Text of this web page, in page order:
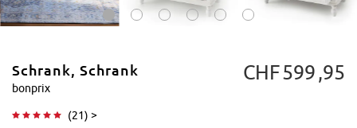
Schrank, Schrank
bonprix
(21) >
CHF599 95